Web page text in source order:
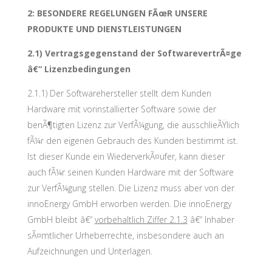
2: BESONDERE REGELUNGEN FÃœR UNSERE
PRODUKTE UND DIENSTLEISTUNGEN
2.1) Vertragsgegenstand der SoftwarevertrÃ¤ge
â€“ Lizenzbedingungen
2.1.1) Der Softwarehersteller stellt dem Kunden
Hardware mit vorinstallierter Software sowie der
benÃ¶tigten Lizenz zur VerfÃ¼gung, die ausschlieÃŸlich
fÃ¼r den eigenen Gebrauch des Kunden bestimmt ist.
Ist dieser Kunde ein WiederverkÃ¤ufer, kann dieser
auch fÃ¼r seinen Kunden Hardware mit der Software
zur VerfÃ¼gung stellen. Die Lizenz muss aber von der
innoEnergy GmbH erworben werden. Die innoEnergy
GmbH bleibt â€“ vorbehaltlich Ziffer 2.1.3 â€“ Inhaber
sÃ¤mtlicher Urheberrechte, insbesondere auch an
Aufzeichnungen und Unterlagen.